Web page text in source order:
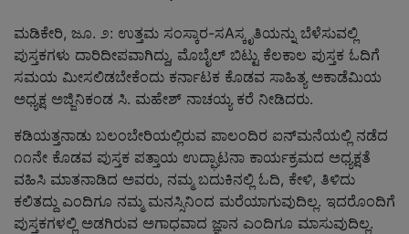
ಮಡಿಕೇರಿ, ಜೂ. ೨: ಉತ್ತಮ ಸಂಸ್ಕಾರ-ಸAಸ್ಕೃತಿಯನ್ನು ಬೆಳೆಸುವಲ್ಲಿ
ಪುಸ್ತಕಗಳು ದಾರಿದೀಪವಾಗಿದ್ದು, ಮೊಬೈಲ್ ಬಿಟ್ಟು ಕೆಲಕಾಲ ಪುಸ್ತಕ ಓದಿಗೆ
ಸಮಯ ಮೀಸಲಿಡಬೇಕೆಂದು ಕರ್ನಾಟಕ ಕೊಡವ ಸಾಹಿತ್ಯ ಅಕಾಡೆಮಿಯ
ಅಧ್ಯಕ್ಷ ಅಜ್ಜಿನಿಕಂಡ ಸಿ. ಮಹೇಶ್ ನಾಚಯ್ಯ ಕರೆ ನೀಡಿದರು.
ಕಡಿಯತ್ತನಾಡು ಬಲಂಬೇರಿಯಲ್ಲಿರುವ ಪಾಲಂದಿರ ಐನ್‌ಮನೆಯಲ್ಲಿ ನಡೆದ
೧೧ನೇ ಕೊಡವ ಪುಸ್ತಕ ಪತ್ತಾಯ ಉದ್ಘಾಟನಾ ಕಾರ್ಯಕ್ರಮದ ಅಧ್ಯಕ್ಷತೆ
ವಹಿಸಿ ಮಾತನಾಡಿದ ಅವರು, ನಮ್ಮ ಬದುಕಿನಲ್ಲಿ ಓದಿ, ಕೇಳಿ, ತಿಳಿದು
ಕಲಿತದ್ದು ಎಂದಿಗೂ ನಮ್ಮ ಮನಸ್ಸಿನಿಂದ ಮರೆಯಾಗುವುದಿಲ್ಲ. ಇದರೊಂದಿಗೆ
ಪುಸ್ತಕಗಳಲ್ಲಿ ಅಡಗಿರುವ ಅಗಾಧವಾದ ಜ್ಞಾನ ಎಂದಿಗೂ ಮಾಸುವುದಿಲ್ಲ.